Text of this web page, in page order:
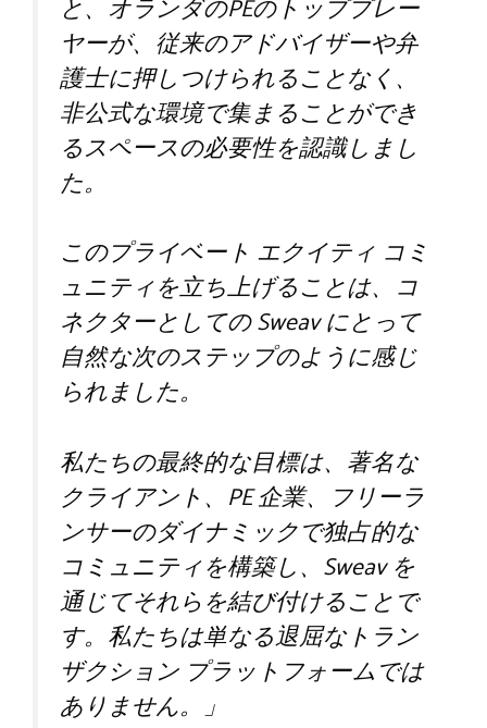
と、オランダのPEのトッププレー
ヤーが、従来のアドバイザーや弁
護士に押しつけられることなく、
非公式な環境で集まることができ
るスペースの必要性を認識しまし
た。
このプライベート エクイティ コミ
ュニティを立ち上げることは、コ
ネクターとしての Sweav にとって
自然な次のステップのように感じ
られました。
私たちの最終的な目標は、著名な
クライアント、PE 企業、フリーラ
ンサーのダイナミックで独占的な
コミュニティを構築し、Sweav を
通じてそれらを結び付けることで
す。私たちは単なる退屈なトラン
ザクション プラットフォームでは
ありません。」